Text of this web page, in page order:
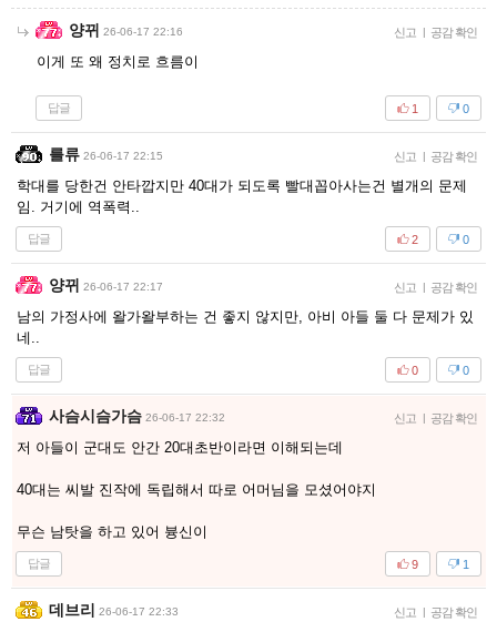
양뀌 26-06-17 22:16 신고 | 공감 확인
이게 또 왜 정치로 흐름이
답글 0
1
를류 26-06-17 22:15 신고 | 공감 확인
학대를 당한건 안타깝지만 40대가 되도록 빨대꼽아사는건 별개의 문제
임. 거기에 역폭력..
답글 0
2
양뀌 26-06-17 22:17 신고 | 공감 확인
남의 가정사에 왈가왈부하는 건 좋지 않지만, 아비 아들 둘 다 문제가 있
네..
답글 0
0
사슴시슴가슴 26-06-17 22:32 신고 | 공감 확인
저 아들이 군대도 안간 20대초반이라면 이해되는데
40대는 씨발 진작에 독립해서 따로 어머님을 모셨어야지
무슨 남탓을 하고 있어 븅신이
답글 1
9
데브리 26-06-17 22:33 신고 | 공감 확인